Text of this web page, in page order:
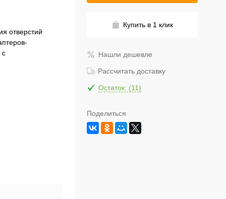
отверстий
с
Купить в 1 клик
Нашли дешевле
Рассчитать доставку
Остаток: (11)
Поделиться